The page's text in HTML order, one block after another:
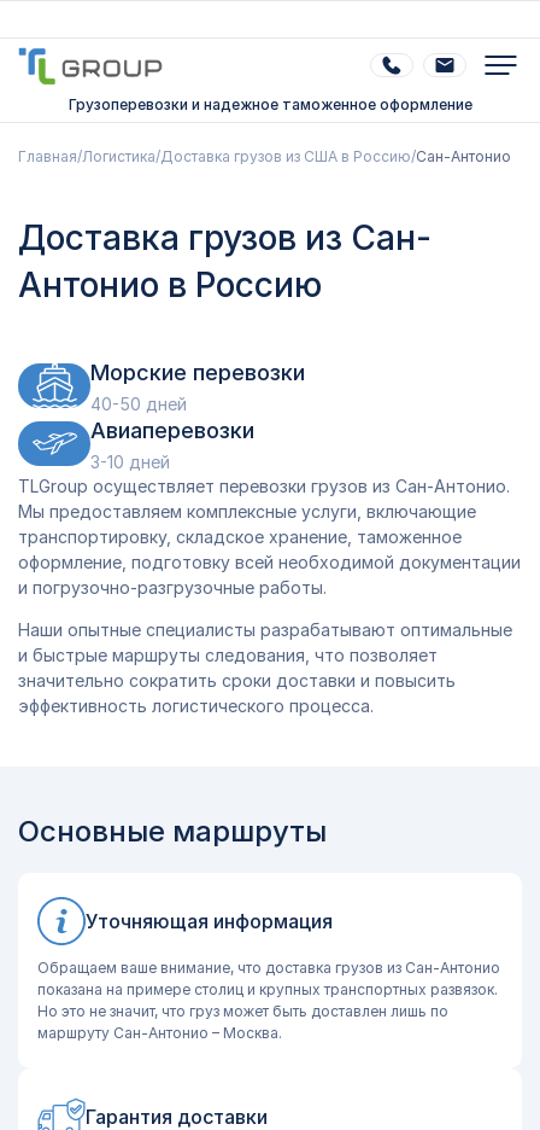
Грузоперевозки и надежное таможенное оформление
Главная/Логистика/Доставка грузов из США в Россию/Сан-Антонио
Доставка грузов из Сан-
Антонио в Россию
Морские перевозки
40-50 дней
Авиаперевозки
3-10 дней
TLGroup осуществляет перевозки грузов из Сан-Антонио.
Мы предоставляем комплексные услуги, включающие
транспортировку, складское хранение, таможенное
оформление, подготовку всей необходимой документации
и погрузочно-разгрузочные работы.
Наши опытные специалисты разрабатывают оптимальные
и быстрые маршруты следования, что позволяет
значительно сократить сроки доставки и повысить
эффективность логистического процесса.
Основные маршруты
Уточняющая информация
Обращаем ваше внимание, что доставка грузов из Сан-Антонио
показана на примере столиц и крупных транспортных развязок.
Но это не значит, что груз может быть доставлен лишь по
маршруту Сан-Антонио – Москва.
Гарантия доставки